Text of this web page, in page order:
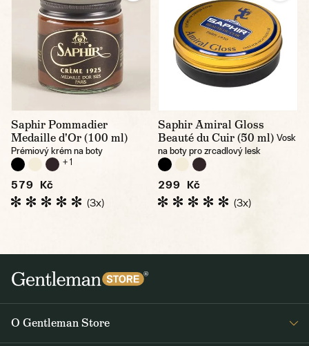
Saphir Pommadier
Medaille d'Or (100 ml)
Prémiový krém na boty
+ 1
579 Kč
(3x)
Saphir Amiral Gloss
Beauté du Cuir (50 ml) Vosk
na boty pro zrcadlový lesk
299 Kč
(3x)
O Gentleman Store